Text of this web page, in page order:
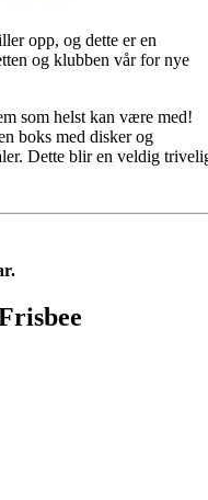
opp, og dette er en
og klubben vår for nye
som helst kan være med!
boks med disker og
Dette blir en veldig